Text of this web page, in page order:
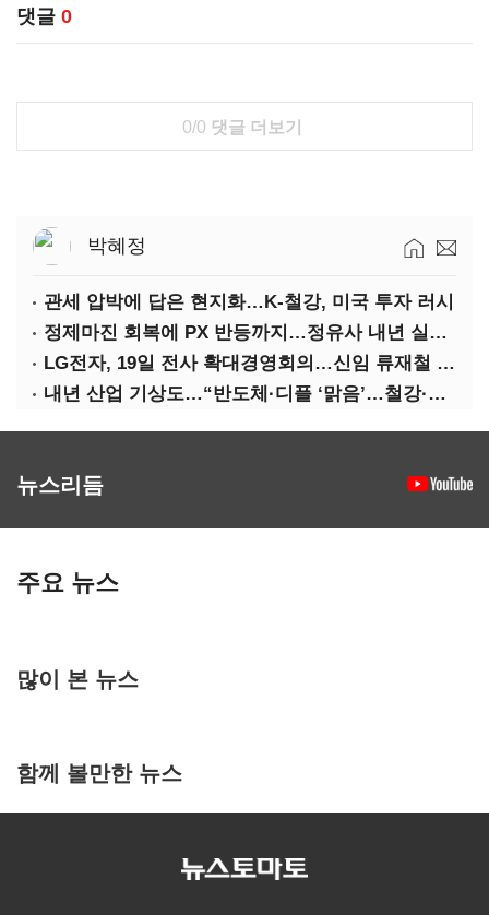
댓글 0
0/0 댓글 더보기
박혜정
관세 압박에 답은 현지화…K-철강, 미국 투자 러시
정제마진 회복에 PX 반등까지…정유사 내년 실적 기대
LG전자, 19일 전사 확대경영회의…신임 류재철 사장 주관
내년 산업 기상도…“반도체·디플 ‘맑음’…철강·석화 ‘흐림’”
뉴스리듬
주요 뉴스
많이 본 뉴스
함께 볼만한 뉴스